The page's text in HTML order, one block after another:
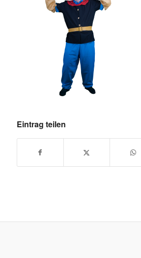
Eintrag teilen